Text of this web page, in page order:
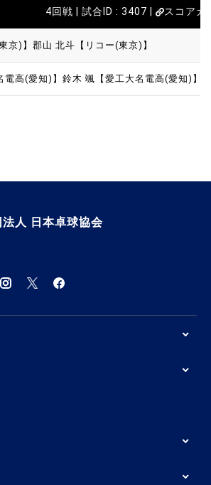
4回戦 | 試合ID : 3407 | スコアカ
京)】 郡山 北斗【リコー(東京)】
高(愛知)】 鈴木 颯【愛工大名電高(愛知)】
人 日本卓球協会